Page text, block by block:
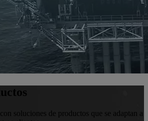
soluciones de productos que se adaptan a